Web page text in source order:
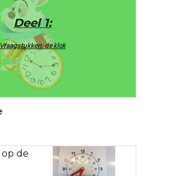
Deel 1:
Vraagstukken: de klok
op de